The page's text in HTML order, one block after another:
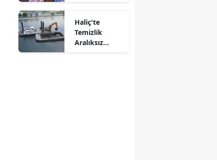
Haliç'te
Temizlik
Aralıksız